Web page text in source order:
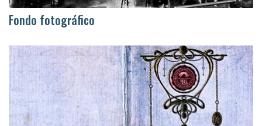
Fondo fotográfico